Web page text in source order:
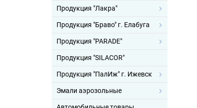
Продукция "Лакра"
Продукция "Браво" г. Елабуга
Продукция "PARADE"
Продукция "SILACOR"
Продукция "ПалИж" г. Ижевск
Эмали аэрозольные